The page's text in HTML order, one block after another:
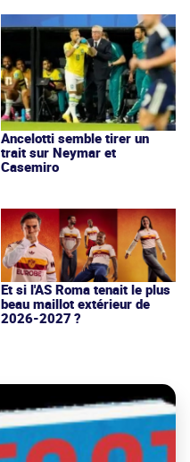
Ancelotti semble tirer un
trait sur Neymar et
Casemiro
Et si l'AS Roma tenait le plus
beau maillot extérieur de
2026-2027 ?